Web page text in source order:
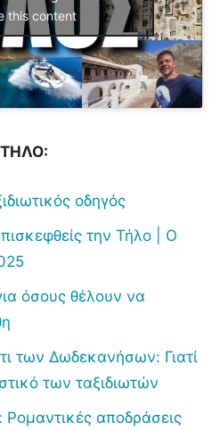
this content
οδηγός
την Τήλο | Ο
όσους θέλουν να
των Δωδεκανήσων: Γιατί
των ταξιδιωτών
Ρομαντικές αποδράσεις